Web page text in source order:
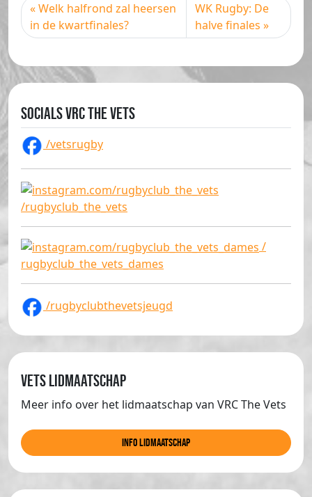
Welk halfrond zal heersen
in de kwartfinales?
WK Rugby: De
halve finales
Socials VRC The Vets
/vetsrugby
/rugbyclub_the_vets
/
rugbyclub_the_vets_dames
/rugbyclubthevetsjeugd
Vets lidmaatschap
Meer info over het lidmaatschap van VRC The Vets
info lidmaatschap